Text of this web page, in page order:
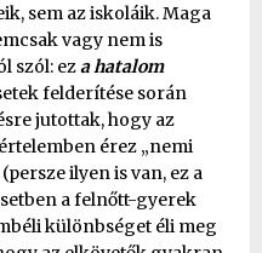
sem az iskoláik. Maga
vagy nem is
szól: eza hatalom
felderítése során
jutottak, hogy az
érez „nemi
ilyen is van, ez a
a felnőtt-gyerek
különbséget éli meg